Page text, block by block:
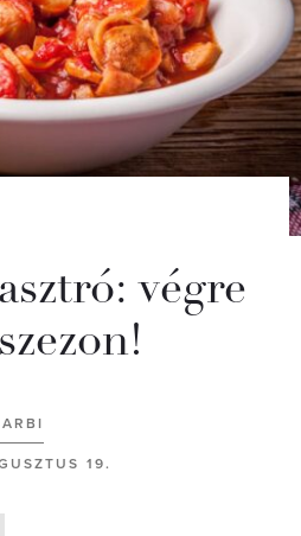
végre
19.